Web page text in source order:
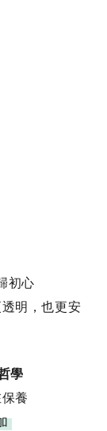
初心
明，也更安
學
養